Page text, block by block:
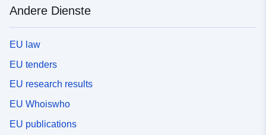
Andere Dienste
EU law
EU tenders
EU research results
EU Whoiswho
EU publications